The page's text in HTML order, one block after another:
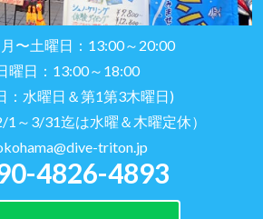
〜土曜日：13:00～20:00
曜日：13:00～18:00
水曜日＆第1第3木曜日)
1～3/31迄は水曜＆木曜定休）
triton.jp
4826-4893